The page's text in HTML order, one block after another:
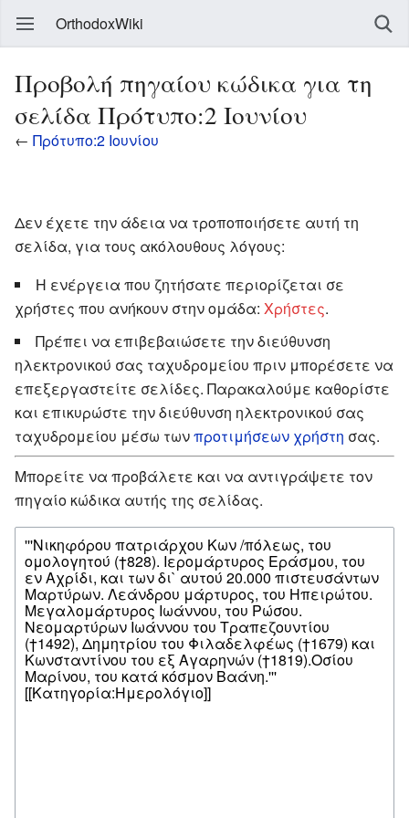
OrthodoxWiki
Προβολή πηγαίου κώδικα για τη
σελίδα Πρότυπο:2 Ιουνίου
← Πρότυπο:2 Ιουνίου
Δεν έχετε την άδεια να τροποποιήσετε αυτή τη
σελίδα, για τους ακόλουθους λόγους:
Η ενέργεια που ζητήσατε περιορίζεται σε
χρήστες που ανήκουν στην ομάδα: Χρήστες.
Πρέπει να επιβεβαιώσετε την διεύθυνση
ηλεκτρονικού σας ταχυδρομείου πριν μπορέσετε να
επεξεργαστείτε σελίδες. Παρακαλούμε καθορίστε
και επικυρώστε την διεύθυνση ηλεκτρονικού σας
ταχυδρομείου μέσω τωνπροτιμήσεων χρήστη σας.
Μπορείτε να προβάλετε και να αντιγράψετε τον
πηγαίο κώδικα αυτής της σελίδας.